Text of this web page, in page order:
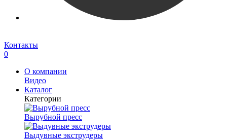
Контакты
0
О компании
Видео
Каталог
Категории
Вырубной пресс
Выдувные экструдеры